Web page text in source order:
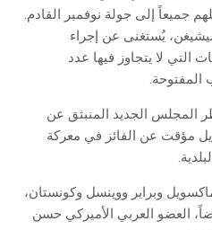
جميعاً إلى جولة نوفمبر القادم.
يُستغنى عن إجراء
التي لا يتجاوز فيها عدد
المجلس الجديد المنبثق عن
مؤقت عن الفائز في معركة
وبراير ووينسل وكونستان،
العضو العربي الأميركي حسن